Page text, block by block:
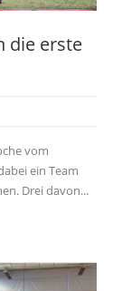
die erste
vom
ein Team
Drei davon...